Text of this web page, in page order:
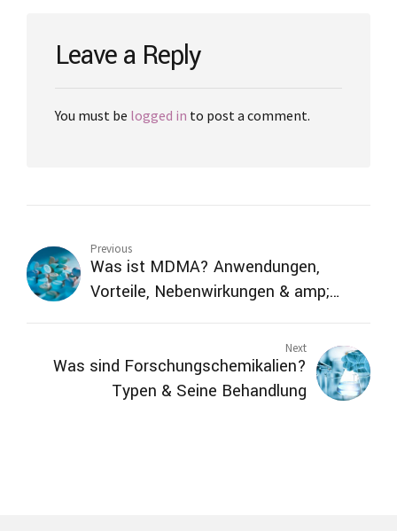
Leave a Reply
You must be logged in to post a comment.
Previous
Was ist MDMA? Anwendungen,
Vorteile, Nebenwirkungen & amp;
Next
Was sind Forschungschemikalien?
Typen & Seine Behandlung